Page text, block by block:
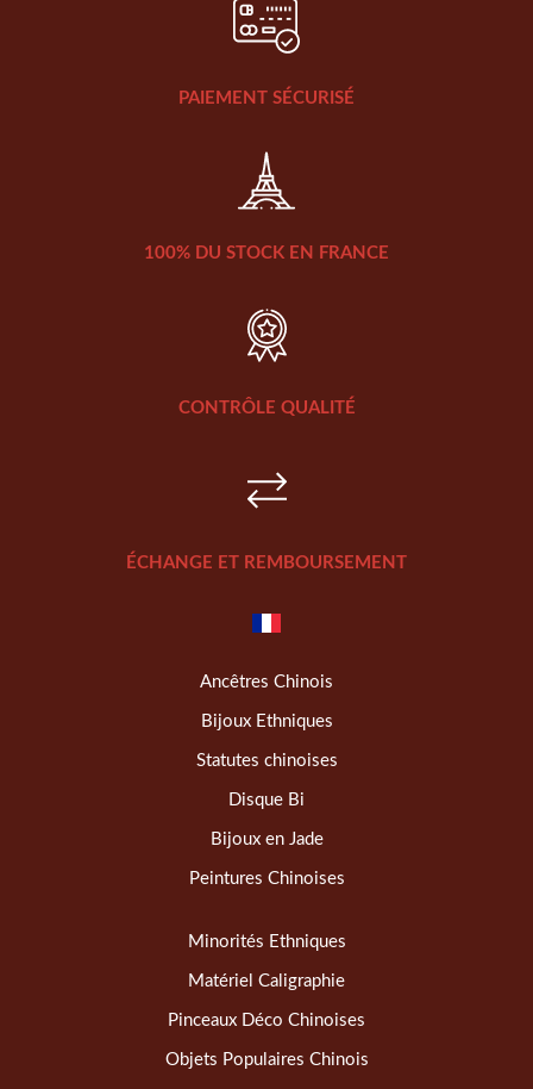
PAIEMENT SÉCURISÉ
100% DU STOCK EN FRANCE
CONTRÔLE QUALITÉ
ÉCHANGE ET REMBOURSEMENT
Ancêtres Chinois
Bijoux Ethniques
Statutes chinoises
Disque Bi
Bijoux en Jade
Peintures Chinoises
Minorités Ethniques
Matériel Caligraphie
Pinceaux Déco Chinoises
Objets Populaires Chinois